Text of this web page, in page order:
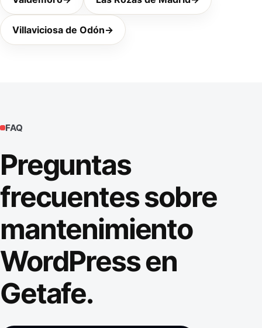
Villaviciosa de Odón→
FAQ
Preguntas
frecuentes sobre
mantenimiento
WordPress en
Getafe.